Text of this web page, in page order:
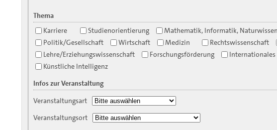
Thema
Karriere
Studienorientierung Mathematik, Informatik,
Politik/Gesellschaft
Wirtschaft Medizin Rechtswissenschaft
Lehre/Erziehungswissenschaft
Forschungsförderung Internationales
Künstliche Intelligenz
Infos zur Veranstaltung
Veranstaltungsart
Veranstaltungsort